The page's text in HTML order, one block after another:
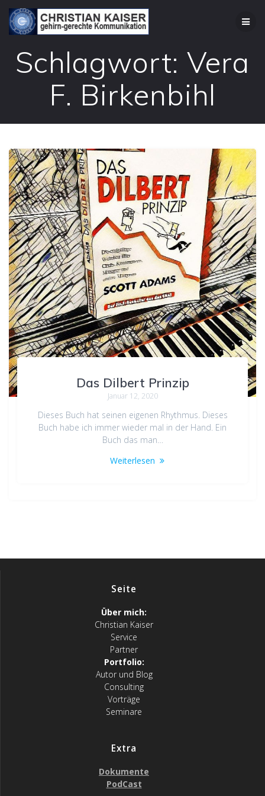
Zum
Inhalt
springen
Schlagwort: Vera
F. Birkenbihl
Das Dilbert Prinzip
Januar 12, 2020
Dieses Buch hat seinen eigenen Rhythmus. Dieses
Buch habe ich immer wieder mal in der Hand. Ein
Buch das man…
Weiterlesen
Seite
Über mich:
Christian Kaiser
Service
Partner
Portfolio:
Autor und Blog
Consulting
Vorträge
Seminare
Extra
Dokumente
PodCast